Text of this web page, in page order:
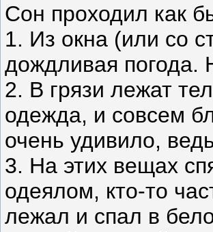
Сон проходил как
1. Из окна (или со
дождливая погода.
2. В грязи лежат
одежда, и совсем
очень удивило,
3. На этих вещах
одеялом, кто-то
лежал и спал в